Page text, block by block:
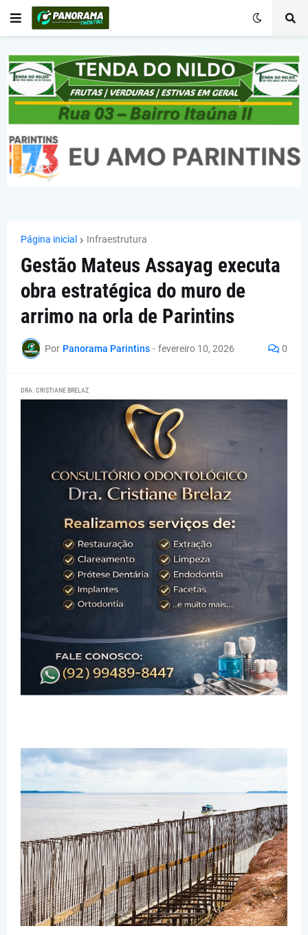
Página inicial Infraestrutura
Gestão Mateus Assayag executa
obra estratégica do muro de
arrimo na orla de Parintins
Por Panorama Parintins - fevereiro 10, 2026 0
DRA. CRISTIANE BRELAZ